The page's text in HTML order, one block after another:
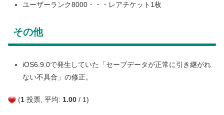
ユーザーランク8000・・・レアチケット1枚
その他
iOS6.9.0で発生していた「セーブデータが正常に引き継がれ
ない不具合」の修正。
(1 投票, 平均: 1.00 / 1)